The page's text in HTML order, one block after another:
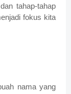
tahap-tahap
fokus kita
nama yang